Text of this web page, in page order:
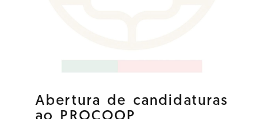
Abertura de candidaturas